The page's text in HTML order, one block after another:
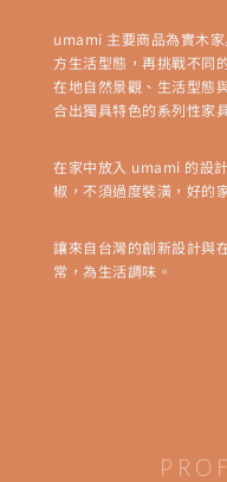
umami 主要商品為實木
方生活型態，再挑戰不同
在地自然景觀、生活型態
合出獨具特色的系列性家
在家中放入 umami 的設
椒，不須過度裝潢，好的
讓來自台灣的創新設計與
常，為生活調味。